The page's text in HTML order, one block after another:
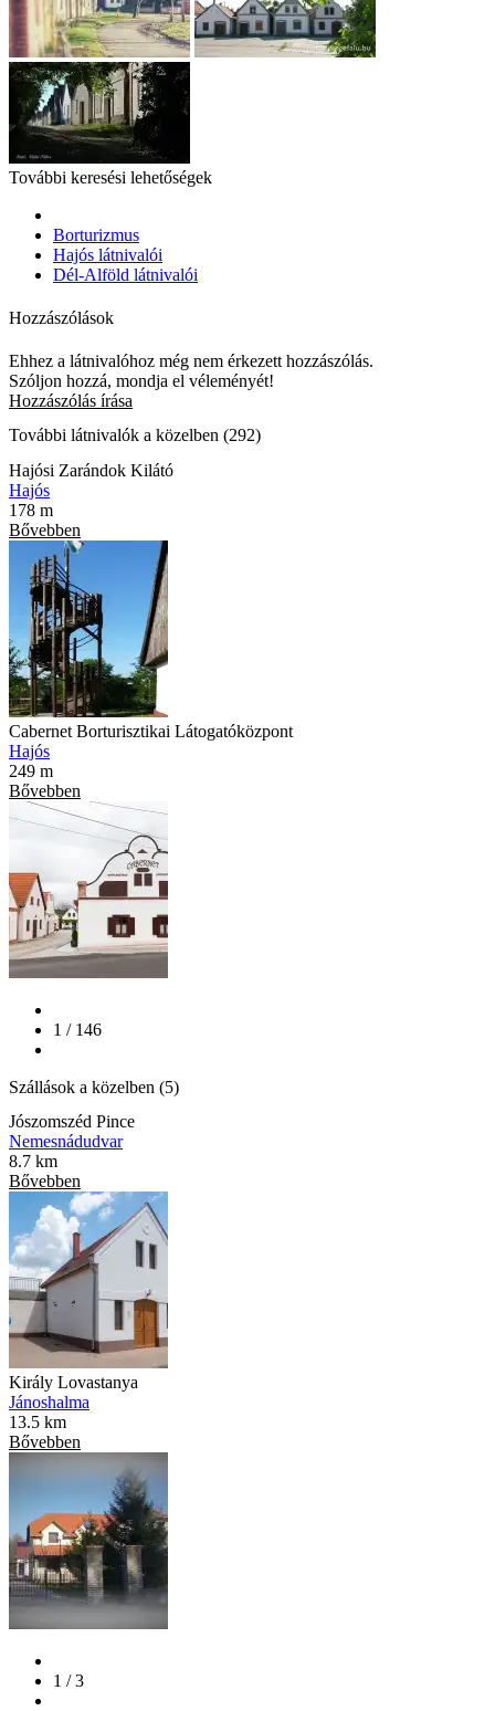
További keresési lehetőségek
Borturizmus
Hajós látnivalói
Dél-Alföld látnivalói
Hozzászólások
Ehhez a látnivalóhoz még nem érkezett hozzászólás.
Szóljon hozzá, mondja el véleményét!
Hozzászólás írása
További látnivalók a közelben (292)
Hajósi Zarándok Kilátó
Hajós
178 m
Bővebben
Cabernet Borturisztikai Látogatóközpont
Hajós
249 m
Bővebben
1 / 146
Szállások a közelben (5)
Jószomszéd Pince
Nemesnádudvar
8.7 km
Bővebben
Király Lovastanya
Jánoshalma
13.5 km
Bővebben
1 / 3